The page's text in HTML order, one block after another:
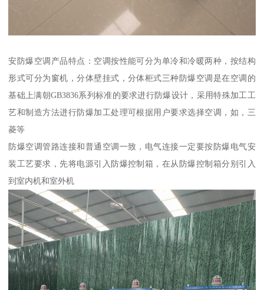
安防爆空调产品特点：空调按性能可分为单冷和冷暖两种，按结构
形式可分为窗机，分体壁挂式，分体柜式三种防爆空调是在空调的
基础上满朝GB3836系列标准的要求进行防爆设计，采用特殊加工工
艺和制造方法进行防爆加工处理可根据用户要求选择空调，如，三
菱等
防爆空调管路连接和普通空调一致，电气连接一定要按防爆电气安
装工艺要求，先将电源引入防爆控制箱，在从防爆控制箱分别引入
到室内机和室外机